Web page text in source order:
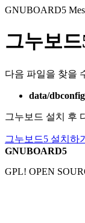
GNUBOARD5
그누보
다음 파일을 찾을
data/
그누보드 설치 후
그누보드5 설치하기
GNUBOARD5
GPL! OPEN